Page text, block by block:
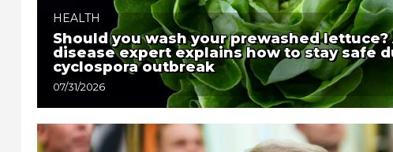
HEALTH
Should you wash your prewashed
disease expert explains how to stay safe
cyclospora outbreak
07/31/2026